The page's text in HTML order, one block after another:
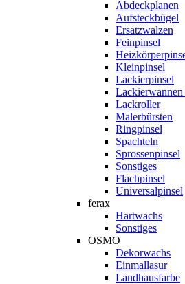
Abdeckplanen
Aufsteckbügel
Ersatzwalzen
Feinpinsel
Kleinpinsel
Lackierpinsel
Lackroller
Malerbürsten
Ringpinsel
Spachteln
Sprossenpinsel
Sonstiges
Flachpinsel
Universalpinsel
ferax
Hartwachs
Sonstiges
OSMO
Dekorwachs
Einmallasur
Landhausfarbe